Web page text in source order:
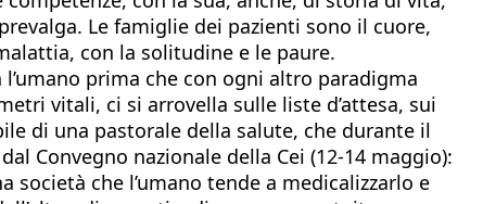
Le famiglie dei pazienti sono il cuore,
con la solitudine e le paure.
prima che con ogni altro paradigma
vitali, ci si arrovella sulle liste d’attesa, sui
di una pastorale della salute, che durante il
Convegno nazionale della Cei (12-14 maggio):
che l’umano tende a medicalizzarlo e